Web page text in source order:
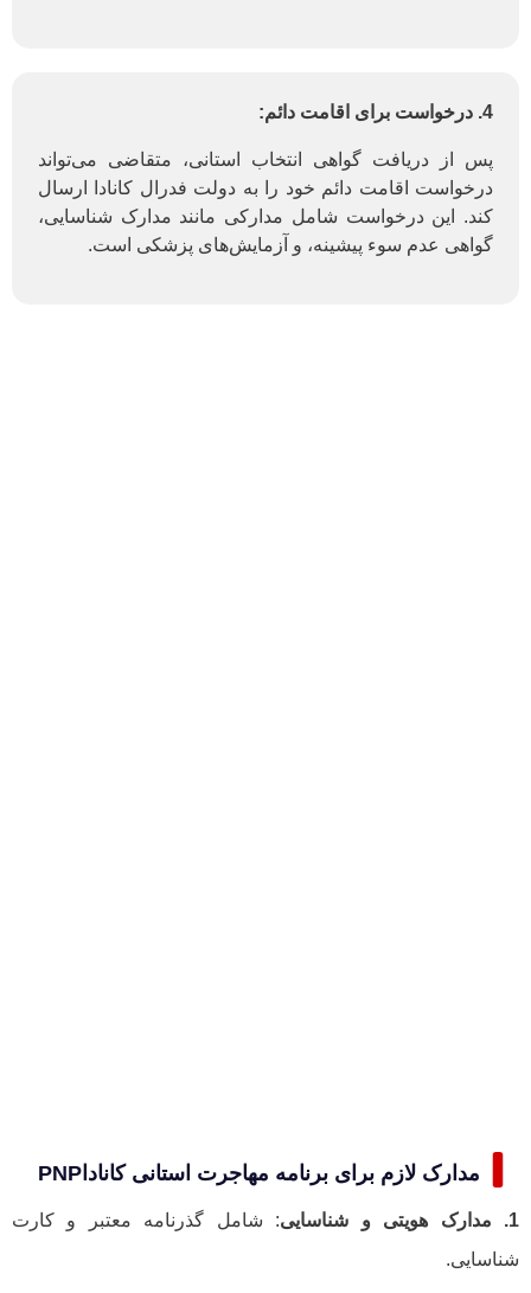
4. درخواست برای اقامت دائم:
پس از دریافت گواهی انتخاب استانی، متقاضی می‌تواند
درخواست اقامت دائم خود را به دولت فدرال کانادا ارسال
کند. این درخواست شامل مدارکی مانند مدارک شناسایی،
گواهی عدم سوء پیشینه، و آزمایش‌های پزشکی است.
مدارک لازم برای برنامه مهاجرت استانی کاناداPNP
1. مدارک هویتی و شناسایی
: شامل گذرنامه معتبر و کارت
شناسایی.